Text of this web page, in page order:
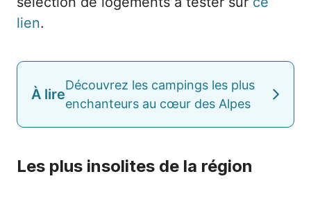
lien.
À lire
Découvrez les campings les plus
enchanteurs au cœur des Alpes
Les plus insolites de la région